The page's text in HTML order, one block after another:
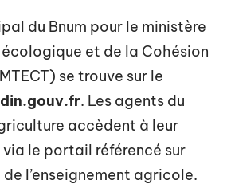
du Bnum pour le ministère
et de la Cohésion
se trouve sur le
. Les agents du
accèdent à leur
le portail référencé sur
l’enseignement agricole.